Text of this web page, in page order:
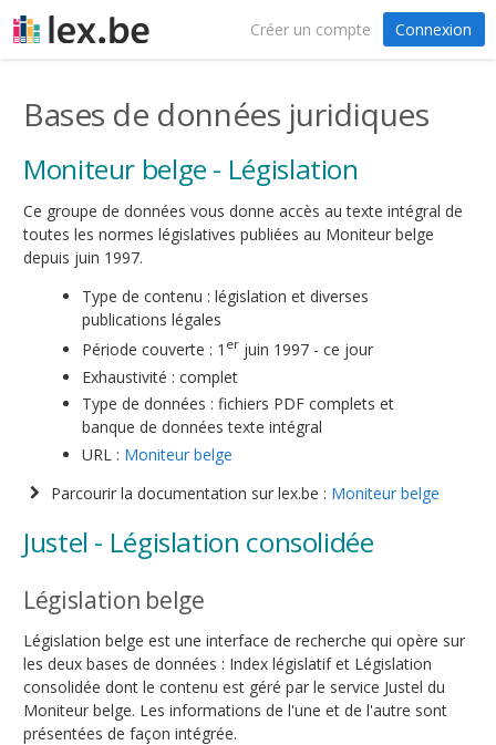
Créer un compte Connexion
Bases de données juridiques
Moniteur belge - Législation
Ce groupe de données vous donne accès au texte intégral de
toutes les normes législatives publiées au Moniteur belge
depuis juin 1997.
Type de contenu : législation et diverses
publications légales
Période couverte : 1 er juin 1997 - ce jour
Exhaustivité : complet
Type de données : fichiers PDF complets et
banque de données texte intégral
URL : Moniteur belge
Parcourir la documentation sur lex.be : Moniteur belge
Justel - Législation consolidée
Législation belge
Législation belge est une interface de recherche qui opère sur
les deux bases de données : Index législatif et Législation
consolidée dont le contenu est géré par le service Justel du
Moniteur belge. Les informations de l'une et de l'autre sont
présentées de façon intégrée.